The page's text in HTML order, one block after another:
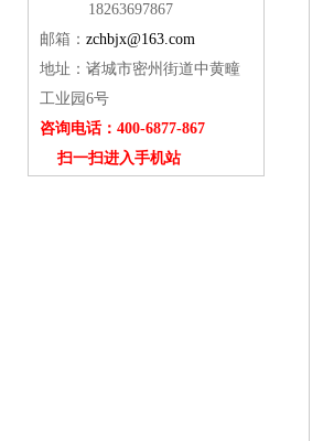
18263697867
邮箱： zchbjx@163.com
地址：诸城市密州街道中黄疃
工业园6号
咨询电话：400-6877-867
扫一扫进入手机站